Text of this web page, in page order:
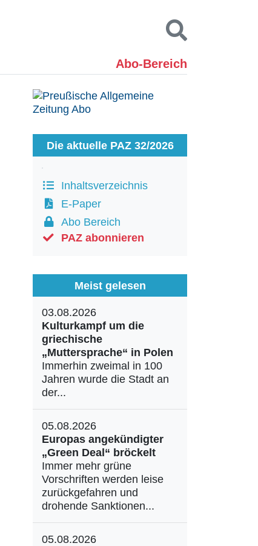
Abo-Bereich
Kontakt
Die aktuelle PAZ 32/2026
Inhaltsverzeichnis
E-Paper
Abo Bereich
PAZ abonnieren
Meist gelesen
03.08.2026
Kulturkampf um die
griechische
„Muttersprache“ in Polen
Immerhin zweimal in 100
Jahren wurde die Stadt an
der...
05.08.2026
Europas angekündigter
„Green Deal“ bröckelt
Immer mehr grüne
Vorschriften werden leise
zurückgefahren und
drohende Sanktionen...
05.08.2026